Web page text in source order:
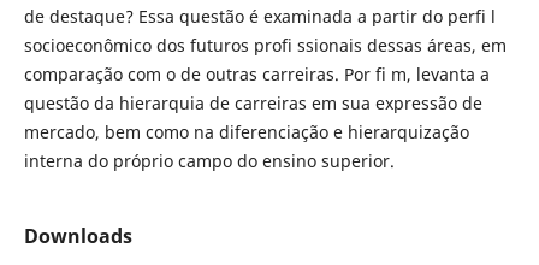
de destaque? Essa questão é examinada a partir do perfi l
socioeconômico dos futuros profi ssionais dessas áreas, em
comparação com o de outras carreiras. Por fi m, levanta a
questão da hierarquia de carreiras em sua expressão de
mercado, bem como na diferenciação e hierarquização
interna do próprio campo do ensino superior.
Downloads